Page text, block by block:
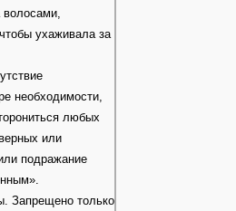
ухаживала за
необходимости,
любых
или
подражание
Запрещено только